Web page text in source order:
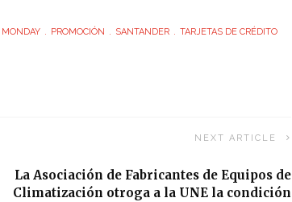
MONDAY PROMOCIÓN SANTANDER TARJETAS DE CRÉDITO
NEXT ARTICLE
La Asociación de Fabricantes de Equipos de
Climatización otroga a la UNE la condición